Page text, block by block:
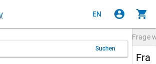
EN account_circle shopping_cart
Suchen
Frage
Fra